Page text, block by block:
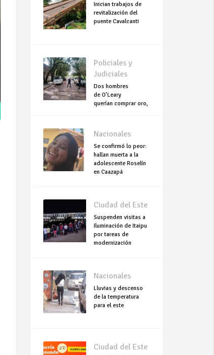
Inician trabajos de
revitalización del
puente Cavalcanti
Policiales y
Judiciales
Dos hombres
de O’Leary
querían comprar oro,
Nacionales
Se confirmó lo peor:
hallan muerta a la
adolescente Roselín
en Caazapá
Ciudad del Este
Suspenden visitas a
Iluminación de Itaipu
por tareas de
modernización
Nacionales
Lluvias y descenso
de la temperatura
para el este
Ciudad del Este